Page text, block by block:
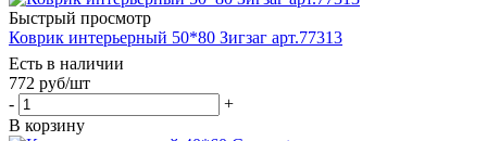
Быстрый просмотр
Коврик интерьерный 50*80 Зигзаг арт.77313
Есть в наличии
772 руб/шт
-
+
В корзину